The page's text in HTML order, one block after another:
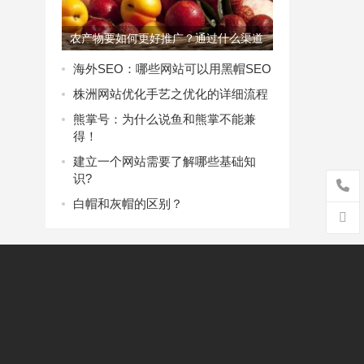
农产物要如何更好推广？通过什么渠道
或者电商
海外SEO：哪些网站可以用黑帽SEO
株洲网站优化手艺之优化的详细流程
熊掌号：为什么说鱼和熊掌不能兼
得！
建立一个网站需要了解哪些基础知
识?
白帽和灰帽的区别？